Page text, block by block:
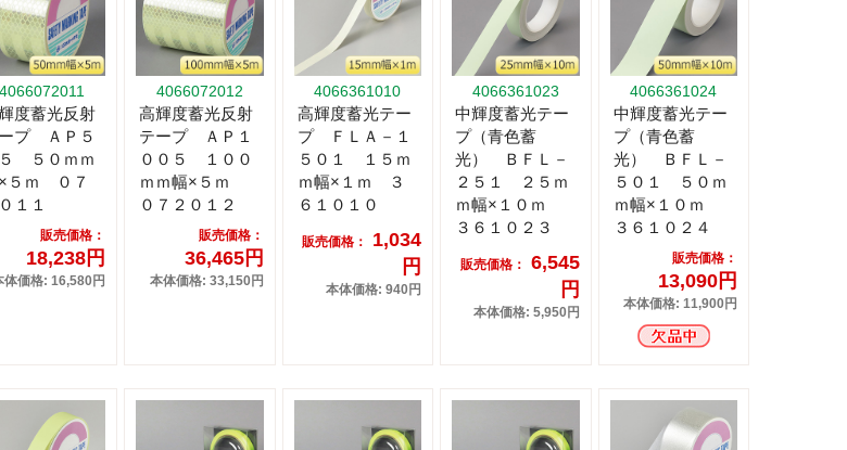
4066072011
度蓄光反射
プ ＡＰ５
５０ｍｍ
５ｍ ０７
１１
販売価格：
18,238円
体価格: 16,580円
4066072012
高輝度蓄光反射
テープ ＡＰ１
００５ １００
ｍｍ幅×５ｍ
０７２０１２
販売価格：
36,465円
本体価格: 33,150円
4066361010
高輝度蓄光テー
プ ＦＬＡ－１
５０１ １５ｍ
ｍ幅×１ｍ ３
６１０１０
販売価格：
1,034
円
本体価格: 940円
4066361023
中輝度蓄光テー
プ（青色蓄
光） ＢＦＬ－
２５１ ２５ｍ
ｍ幅×１０ｍ
３６１０２３
販売価格：
6,545
円
本体価格: 5,950円
4066361024
中輝度蓄光テー
プ（青色蓄
光） ＢＦＬ－
５０１ ５０ｍ
ｍ幅×１０ｍ
３６１０２４
販売価格：
13,090円
本体価格: 11,900円